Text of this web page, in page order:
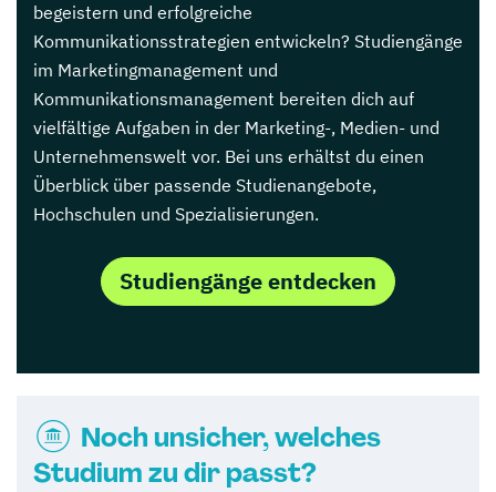
begeistern und erfolgreiche
Kommunikationsstrategien entwickeln? Studiengänge
im Marketingmanagement und
Kommunikationsmanagement bereiten dich auf
vielfältige Aufgaben in der Marketing-, Medien- und
Unternehmenswelt vor. Bei uns erhältst du einen
Überblick über passende Studienangebote,
Hochschulen und Spezialisierungen.
Studiengänge entdecken
Noch unsicher, welches
Studium zu dir passt?